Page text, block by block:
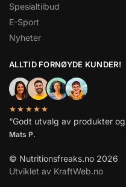
Spesialtilbud
E-Sport
Nyheter
ALLTID FORNØYDE KUNDER!
★★★★★
“Godt utvalg av produkter
Mats P.
© Nutritionsfreaks.no 2026
Utviklet av KraftWeb.no